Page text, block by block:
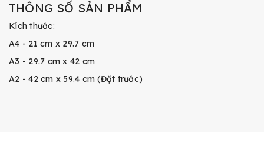
THÔNG SỐ SẢN PHẨM
Kích thước:
A4 - 21 cm x 29.7 cm
A3 - 29.7 cm x 42 cm
A2 - 42 cm x 59.4 cm (Đặt trước)